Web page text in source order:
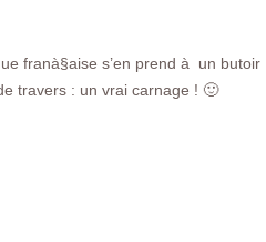
franà§aise s’en prend à un butoir
travers : un vrai carnage ! 🙂